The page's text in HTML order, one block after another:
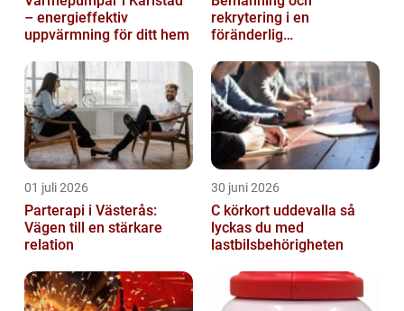
– energieffektiv
uppvärmning för ditt hem
rekrytering i en
föränderlig
01 juli 2026
Parterapi i Västerås:
Vägen till en stärkare
relation
30 juni 2026
C körkort uddevalla så
lyckas du med
lastbilsbehörigheten